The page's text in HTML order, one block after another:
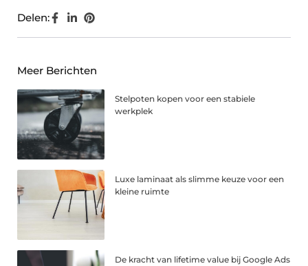
Delen:
Meer Berichten
Stelpoten kopen voor een stabiele
werkplek
Luxe laminaat als slimme keuze voor een
kleine ruimte
De kracht van lifetime value bij Google Ads